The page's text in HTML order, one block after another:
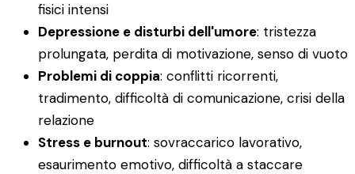
fisici intensi
Depressione e disturbi dell'umore: tristezza
prolungata, perdita di motivazione, senso di vuoto
Problemi di coppia: conflitti ricorrenti,
tradimento, difficoltà di comunicazione, crisi della
relazione
Stress e burnout: sovraccarico lavorativo,
esaurimento emotivo, difficoltà a staccare